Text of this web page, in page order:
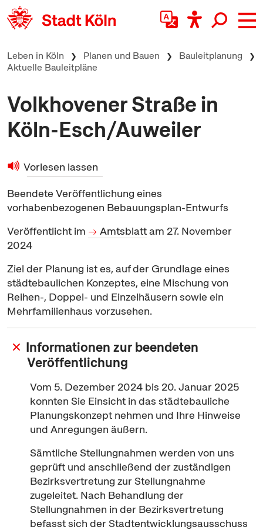
zum Inhalt springen
Leben in Köln Planen und Bauen
Bauleitplanung
Aktuelle Bauleitpläne
Volkhovener Straße in
Köln-Esch/Auweiler
Vorlesen lassen
Beendete Veröffentlichung eines
vorhabenbezogenen Bebauungsplan-Entwurfs
Veröffentlicht im
Amtsblattam 27. November
2024
Ziel der Planung ist es, auf der Grundlage eines
städtebaulichen Konzeptes, eine Mischung von
Reihen-, Doppel- und Einzelhäusern sowie ein
Mehrfamilienhaus vorzusehen.
Informationen zur beendeten
Veröffentlichung
Vom 5. Dezember 2024 bis 20. Januar 2025
konnten Sie Einsicht in das städtebauliche
Planungskonzept nehmen und Ihre Hinweise
und Anregungen äußern.
Sämtliche Stellungnahmen werden von uns
geprüft und anschließend der zuständigen
Bezirksvertretung zur Stellungnahme
zugeleitet. Nach Behandlung der
Stellungnahmen in der Bezirksvertretung
befasst sich der Stadtentwicklungsausschuss